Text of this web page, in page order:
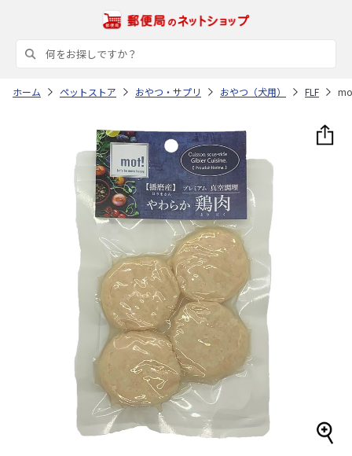
ホーム ペットストア おやつ・サプリ おやつ（犬用） FLF